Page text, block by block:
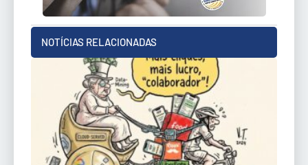
NOTÍCIAS RELACIONADAS